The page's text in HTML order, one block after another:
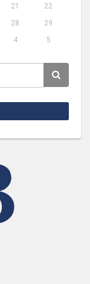
21
22
28
29
4 5